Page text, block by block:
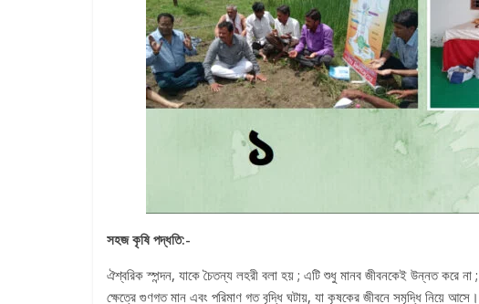
সহজ কৃষি পদ্ধতি:-
ঐশ্বরিক স্পন্দন, যাকে চৈতন্য লহরী বলা হয় ; এটি শুধু মানব জীবনকেই উন্নত করে
ক্ষেত্রে গুণগত মান এবং পরিমাণ গত বৃদ্ধি ঘটায়, যা কৃষকের জীবনে সমৃদ্ধি নিয়ে